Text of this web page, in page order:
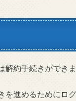
約手続きができま
進めるためにログ